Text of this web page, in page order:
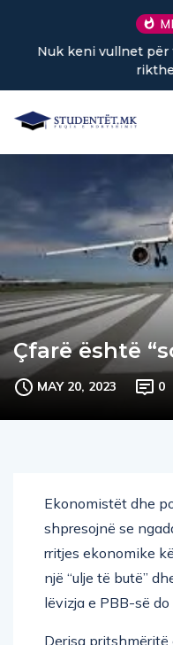
Nuk keni vullnet për
Çfarë është
MAY 20, 2023 0
Ekonomistët dhe
shpresojnë se
rritjes ekonomike
një “ulje të butë”
lëvizja e PBB-së
Derisa